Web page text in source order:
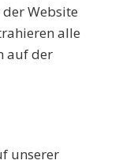
der Website
alle
auf der
unserer